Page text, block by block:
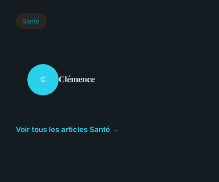
Santé
C Clémence
Voir tous les articles Santé →